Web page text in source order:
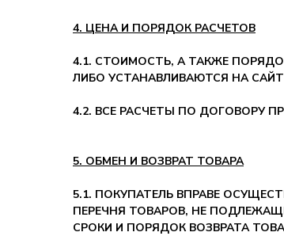
4. ЦЕНА И ПОРЯДОК РАСЧЕТОВ
4.1. СТОИМОСТЬ, А ТАКЖЕ
ЛИБО УСТАНАВЛИВАЮТСЯ НА
4.2. ВСЕ РАСЧЕТЫ ПО ДОГОВОРУ
5. ОБМЕН И ВОЗВРАТ ТОВАРА
5.1. ПОКУПАТЕЛЬ ВПРАВЕ
ПЕРЕЧНЯ ТОВАРОВ, НЕ
СРОКИ И ПОРЯДОК ВОЗВРАТА